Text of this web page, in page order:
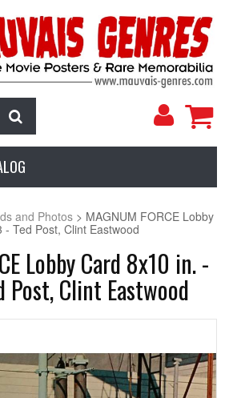
My
and Photos > MAGNUM FORCE Lobby
Ted Post, Clint Eastwood
Lobby Card 8x10 in. -
Post, Clint Eastwood